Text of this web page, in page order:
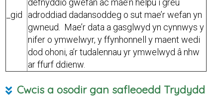
_gid
defnyddio gwefan ac mae’n helpu i greu
adroddiad dadansoddeg o sut mae’r wefan yn
gwneud. Mae’r data a gasglwyd yn cynnwys y
nifer o ymwelwyr, y ffynhonnell y maent wedi
dod ohoni, a’r tudalennau yr ymwelwyd â nhw
ar ffurf ddienw.
Cwcis a osodir gan safleoedd Trydydd